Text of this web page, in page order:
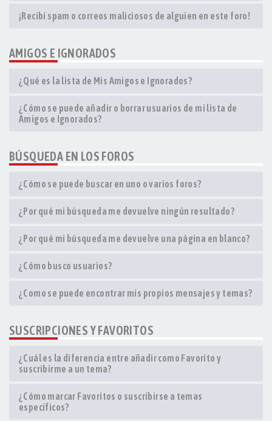
¡Recibí spam o correos maliciosos de alguien en este foro!
AMIGOS E IGNORADOS
¿Qué es la lista de Mis Amigos e Ignorados?
¿Cómo se puede añadir o borrar usuarios de mi lista de
Amigos e Ignorados?
BÚSQUEDA EN LOS FOROS
¿Cómo se puede buscar en uno o varios foros?
¿Por qué mi búsqueda me devuelve ningún resultado?
¿Por qué mi búsqueda me devuelve una página en blanco?
¿Cómo busco usuarios?
¿Como se puede encontrar mis propios mensajes y temas?
SUSCRIPCIONES Y FAVORITOS
¿Cuál es la diferencia entre añadir como Favorito y
suscribirme a un tema?
¿Cómo marcar Favoritos o suscribirse a temas
específicos?